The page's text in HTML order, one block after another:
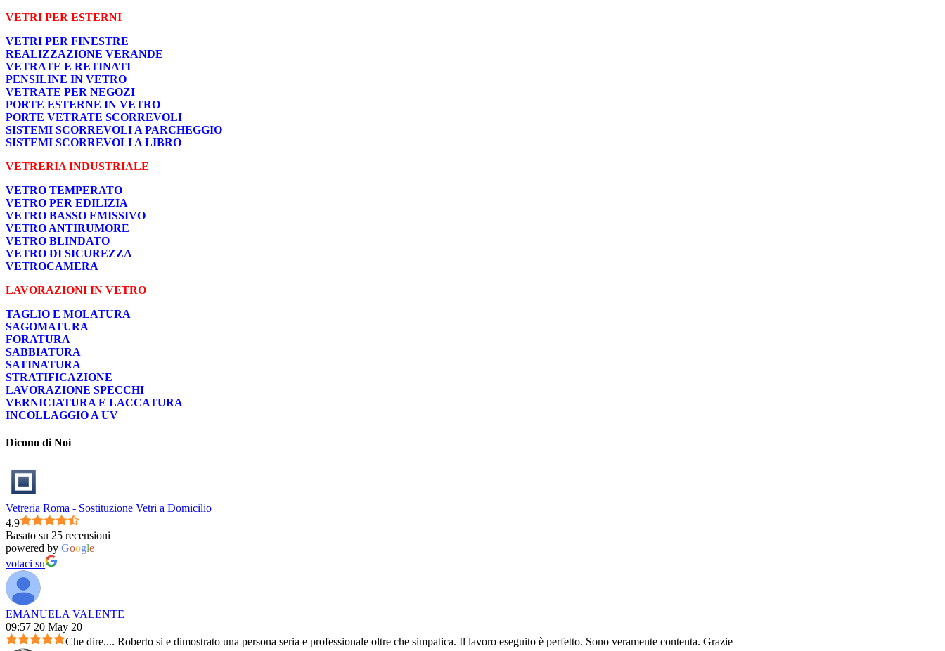
VETRI PER ESTERNI
VETRI PER FINESTRE
REALIZZAZIONE VERANDE
VETRATE E RETINATI
PENSILINE IN VETRO
VETRATE PER NEGOZI
PORTE ESTERNE IN VETRO
PORTE VETRATE SCORREVOLI
SISTEMI SCORREVOLI A PARCHEGGIO
SISTEMI SCORREVOLI A LIBRO
VETRERIA INDUSTRIALE
VETRO TEMPERATO
VETRO PER EDILIZIA
VETRO BASSO EMISSIVO
VETRO ANTIRUMORE
VETRO BLINDATO
VETRO DI SICUREZZA
VETROCAMERA
LAVORAZIONI IN VETRO
TAGLIO E MOLATURA
SAGOMATURA
FORATURA
SABBIATURA
SATINATURA
STRATIFICAZIONE
LAVORAZIONE SPECCHI
VERNICIATURA E LACCATURA
INCOLLAGGIO A UV
Dicono di Noi
Vetreria Roma - Sostituzione Vetri a Domicilio
4.9
Basato su 25 recensioni
powered by Google
votaci su
EMANUELA VALENTE
09:57 20 May 20
Che dire.... Roberto si e dimostrato una persona seria e professionale oltre che simpatica. Il lavoro eseguito è perfetto. Sono veramente contenta. Grazie